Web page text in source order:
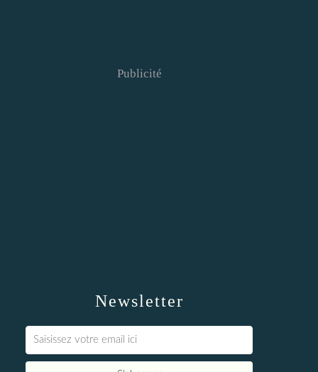
Newsletter
Publicité